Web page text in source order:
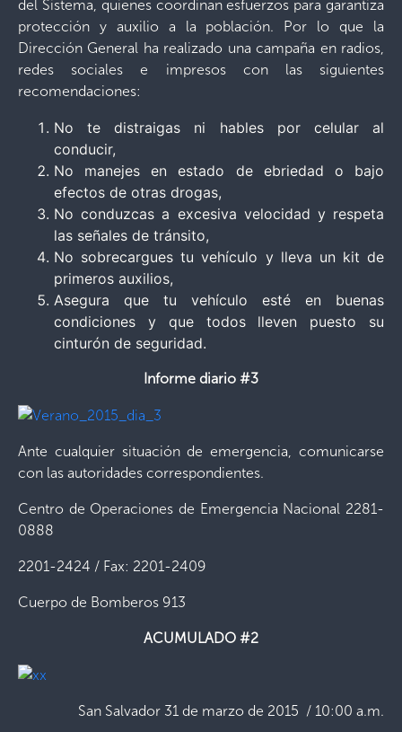
del Sistema, quienes coordinan esfuerzos para garantiza
protección y auxilio a la población. Por lo que la
Dirección General ha realizado una campaña en radios,
redes sociales e impresos con las siguientes
recomendaciones:
No te distraigas ni hables por celular al
conducir,
No manejes en estado de ebriedad o bajo
efectos de otras drogas,
No conduzcas a excesiva velocidad y respeta
las señales de tránsito,
No sobrecargues tu vehículo y lleva un kit de
primeros auxilios,
Asegura que tu vehículo esté en buenas
condiciones y que todos lleven puesto su
cinturón de seguridad.
Informe diario #3
Ante cualquier situación de emergencia, comunicarse
con las autoridades correspondientes.
Centro de Operaciones de Emergencia Nacional 2281-
0888
2201-2424 / Fax: 2201-2409
Cuerpo de Bomberos 913
ACUMULADO #2
San Salvador 31 de marzo de 2015 / 10:00 a.m.